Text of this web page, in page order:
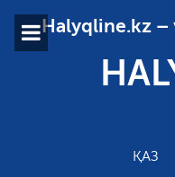
Halyqline.kz –
ҚАЗ